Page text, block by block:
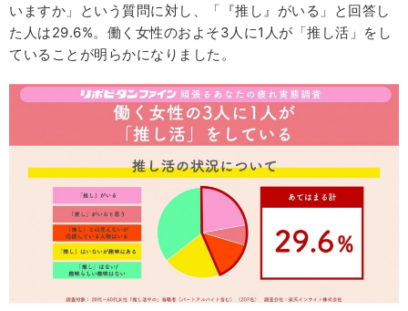
いますか」という質問に対し、「『推し』がいる」と回答し
た人は29.6%。働く女性のおよそ3人に1人が「推し活」をし
ていることが明らかになりました。